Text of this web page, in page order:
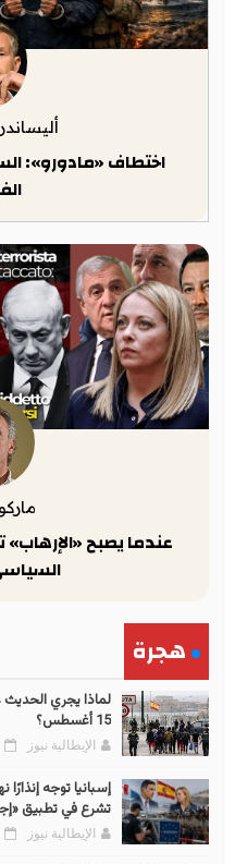
اختطاف «مادورو»:
عندما يصبح
هجرة
لماذا يجري
15 أغسطس؟
الإيطالية نيوز
إسبانيا توجه إنذارًا
تشرع في تطبيق
الإيطالية نيوز